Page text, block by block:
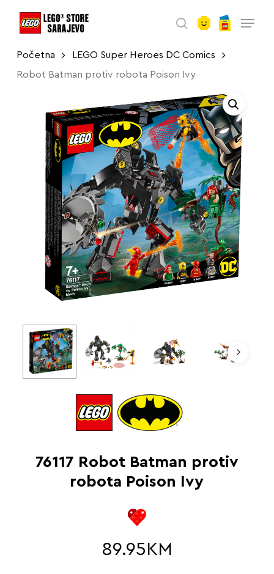
search
Početna LEGO Super Heroes DC Comics
Robot Batman protiv robota Poison Ivy
76117 Robot Batman protiv
robota Poison Ivy
89.95 KM